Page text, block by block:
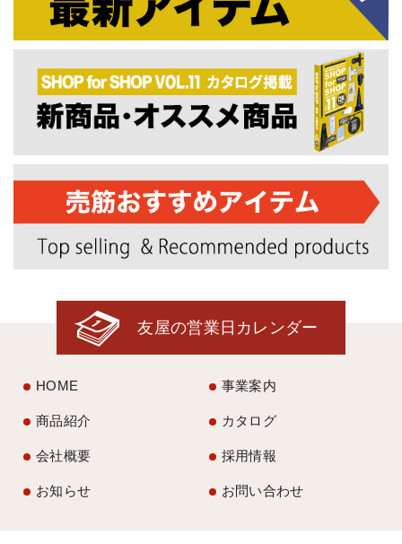
友屋の営業日カレンダー
HOME 事業案内
商品紹介 カタログ
会社概要 採用情報
お知らせ お問い合わせ